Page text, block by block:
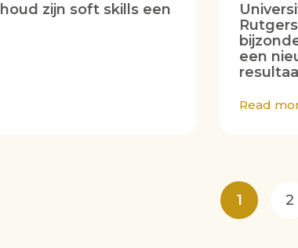
zijn soft skills een
een
Read
1 2